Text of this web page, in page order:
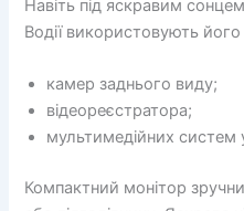
Навіть під яскравим
Водії використовують
камер заднього виду;
відеореєстратора;
мультимедійних систем
Компактний монітор